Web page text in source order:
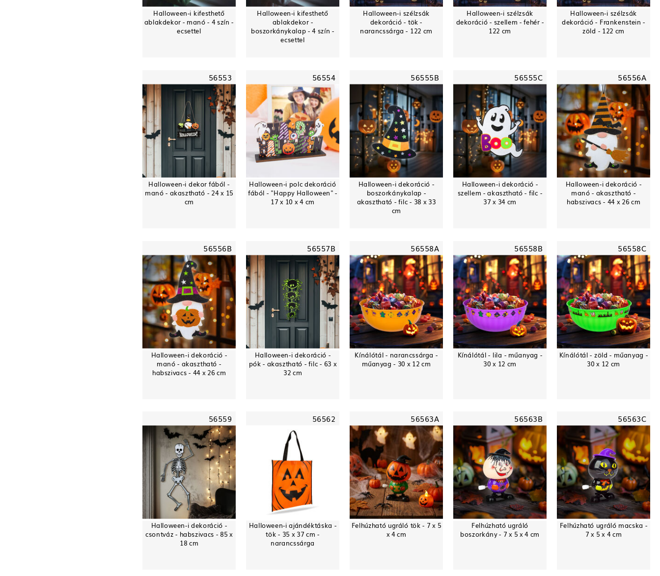
Halloween-i kifesthető
ablakdekor - manó - 4 szín -
ecsettel
Halloween-i kifesthető
ablakdekor -
boszorkánykalap - 4 szín -
ecsettel
Halloween-i szélzsák
dekoráció - tök -
narancssárga - 122 cm
Halloween-i szélzsák
dekoráció - szellem - fehér -
122 cm
Halloween-i szélzsák
dekoráció - Frankenstein -
zöld - 122 cm
56553
Halloween-i dekor fából -
manó - akasztható - 24 x 15
cm
56554
Halloween-i polc dekoráció
fából - "Happy Halloween" -
17 x 10 x 4 cm
56555B
Halloween-i dekoráció -
boszorkánykalap -
akasztható - filc - 38 x 33
cm
56555C
Halloween-i dekoráció -
szellem - akasztható - filc -
37 x 34 cm
56556A
Halloween-i dekoráció -
manó - akasztható -
habszivacs - 44 x 26 cm
56556B
Halloween-i dekoráció -
manó - akasztható -
habszivacs - 44 x 26 cm
56557B
Halloween-i dekoráció -
pók - akasztható - filc - 63 x
32 cm
56558A
Kínálótál - narancssárga -
műanyag - 30 x 12 cm
56558B
Kínálótál - lila - műanyag -
30 x 12 cm
56558C
Kínálótál - zöld - műanyag -
30 x 12 cm
56559
Halloween-i dekoráció -
csontváz - habszivacs - 85 x
18 cm
56562
Halloween-i ajándéktáska -
tök - 35 x 37 cm -
narancssárga
56563A
Felhúzható ugráló tök - 7 x 5
x 4 cm
56563B
Felhúzható ugráló
boszorkány - 7 x 5 x 4 cm
56563C
Felhúzható ugráló macska -
7 x 5 x 4 cm